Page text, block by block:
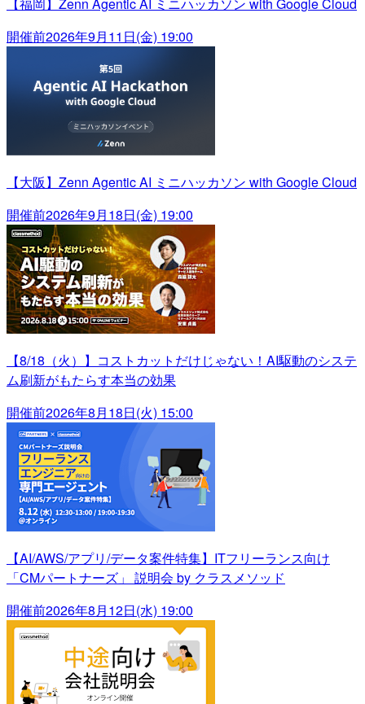
【福岡】Zenn Agentic AI ミニハッカソン with Google Cloud
開催前2026年9月11日(金) 19:00
【大阪】Zenn Agentic AI ミニハッカソン with Google Cloud
開催前2026年9月18日(金) 19:00
【8/18（火）】コストカットだけじゃない！AI駆動のシステ
ム刷新がもたらす本当の効果
開催前2026年8月18日(火) 15:00
【AI/AWS/アプリ/データ案件特集】ITフリーランス向け
「CMパートナーズ」 説明会 by クラスメソッド
開催前2026年8月12日(水) 19:00